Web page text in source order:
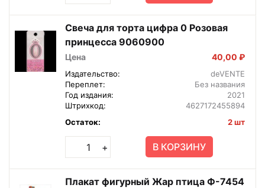
Свеча для торта цифра 0 Розовая
принцесса 9060900
Цена 40,00 ₽
Издательство:
deVENTE
Переплет:
Без названия
Год издания:
2021
Штрихкод:
4627172455894
Остаток:
2 шт
+ В КОРЗИНУ
Плакат фигурный Жар птица Ф-7454